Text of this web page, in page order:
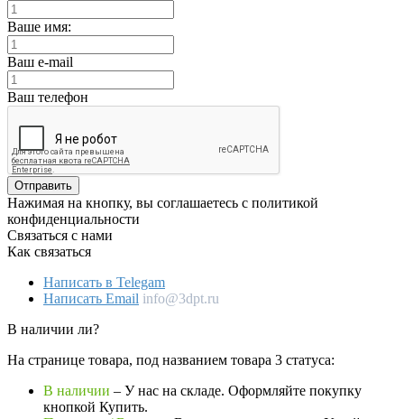
Ваше имя:
Ваш e-mail
Ваш телефон
Отправить
Нажимая на кнопку, вы соглашаетесь с политикой
конфиденциальности
Связаться с нами
Как связаться
Написать в Telegam
Написать Email info@3dpt.ru
В наличии ли?
На странице товара, под названием товара 3 статуса:
В наличии – У нас на складе. Оформляйте покупку
кнопкой Купить.